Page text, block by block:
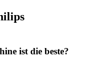
ist die beste?